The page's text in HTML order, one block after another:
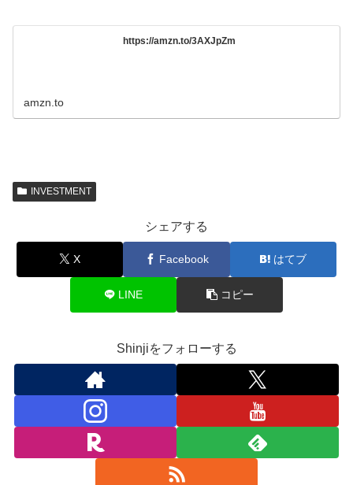
https://amzn.to/3AXJpZm
amzn.to
INVESTMENT
シェアする
X Facebook はてブ
LINE コピー
Shinjiをフォローする